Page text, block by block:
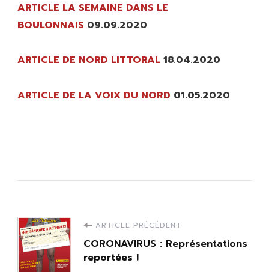
ARTICLE LA SEMAINE DANS LE
BOULONNAIS 09.09.2020
ARTICLE DE NORD LITTORAL 18.04.2020
ARTICLE DE LA VOIX DU NORD 01.05.2020
Navigation
d'article
ARTICLE PRÉCÉDENT
CORONAVIRUS : Représentations
reportées !